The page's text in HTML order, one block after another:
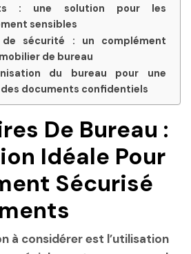
: une solution pour les
sensibles
de sécurité : un complément
de bureau
du bureau pour une
documents confidentiels
De Bureau :
Idéale Pour
Sécurisé
à considérer est l’utilisation